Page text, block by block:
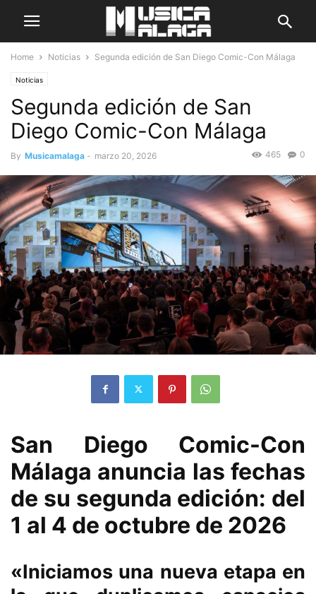
Home Noticias Segunda edición de San Diego Comic-Con Málaga
Noticias
Segunda edición de San
Diego Comic-Con Málaga
By Musicamalaga - marzo 20, 2026 0
465
San Diego Comic-Con
Málaga anuncia las fechas
de su segunda edición: del
1 al 4 de octubre de 2026
«Iniciamos una nueva etapa en